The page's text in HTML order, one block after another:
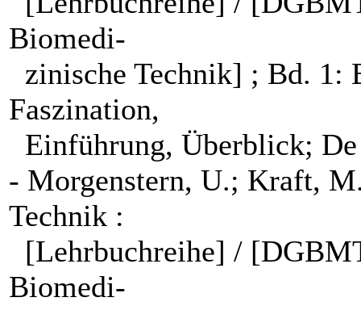
Biomedi-
zinische Technik] ; Bd. 1:
Faszination,
Einführung, Überblick;
- Morgenstern, U.; Kraft,
Technik :
[Lehrbuchreihe] /
Biomedi-